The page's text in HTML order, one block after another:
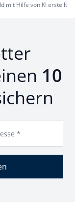
mit Hilfe von KI erstellt
10
*